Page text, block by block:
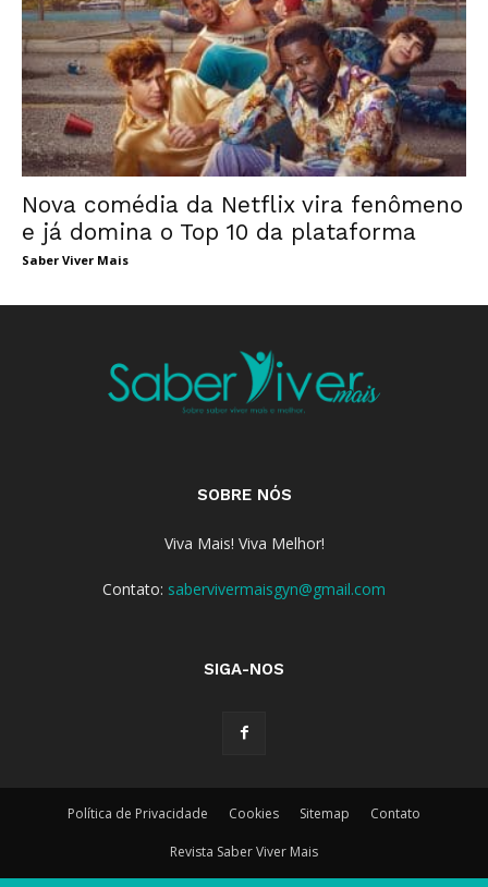
Nova comédia da Netflix vira fenômeno
e já domina o Top 10 da plataforma
Saber Viver Mais
SOBRE NÓS
Viva Mais! Viva Melhor!
Contato: sabervivermaisgyn@gmail.com
SIGA-NOS
Política de Privacidade Cookies Sitemap Contato
Revista Saber Viver Mais